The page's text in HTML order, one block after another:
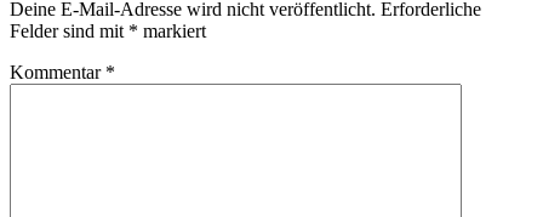
Deine E-Mail-Adresse wird nicht veröffentlicht. Erforderliche
Felder sind mit * markiert
Kommentar *